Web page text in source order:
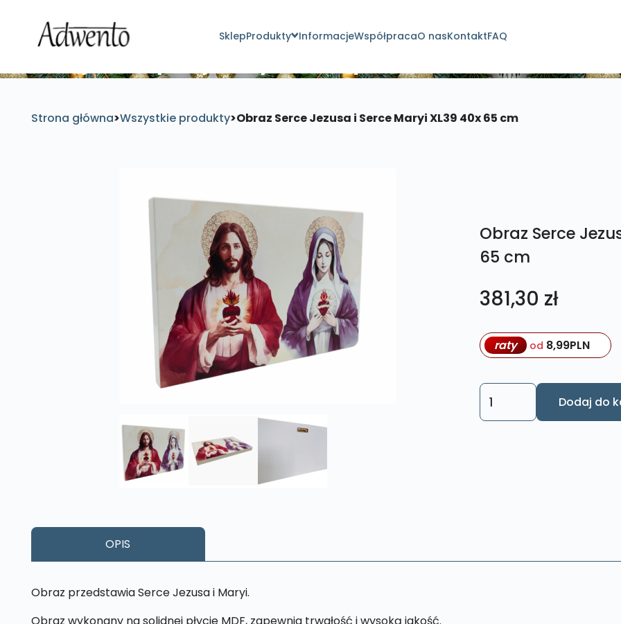
SklepProdukty InformacjeWspółpracaO nasKontaktFAQ
Strona główna>Wszystkie produkty>Obraz Serce Jezusa i Serce Maryi XL39 40x 65 cm
Obraz Serce
65 cm
381,30 zł
raty od 8,99PLN
ilość
Obraz
Dodaj do
OPIS
Obraz przedstawia Serce Jezusa i Maryi.
Obraz wykonany na solidnej płycie MDF, zapewnia trwałość i wysoką jakość.